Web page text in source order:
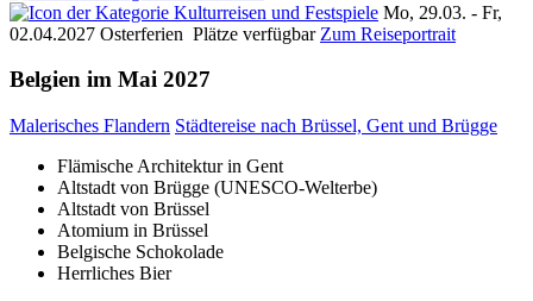
Mo, 29.03. - Fr,
02.04.2027 Osterferien Plätze verfügbar Zum Reiseportrait
Belgien im Mai 2027
Malerisches Flandern Städtereise nach Brüssel, Gent und Brügge
Flämische Architektur in Gent
Altstadt von Brügge (UNESCO-Welterbe)
Altstadt von Brüssel
Atomium in Brüssel
Belgische Schokolade
Herrliches Bier